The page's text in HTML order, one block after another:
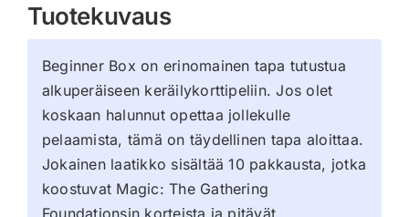
Tuotekuvaus
Beginner Box on erinomainen tapa tutustua
alkuperäiseen keräilykorttipeliin. Jos olet
koskaan halunnut opettaa jollekulle
pelaamista, tämä on täydellinen tapa aloittaa.
Jokainen laatikko sisältää 10 pakkausta, jotka
koostuvat Magic: The Gathering
Foundationsin korteista ja pitävät